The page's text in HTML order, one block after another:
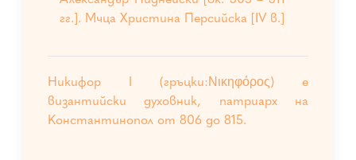
гг.]. Мчца Христина Персийска [ІV в.]
Никифор I (гръцки:Νικηφόρος) е
византийски духовник, патриарх на
Константинопол от 806 до 815.